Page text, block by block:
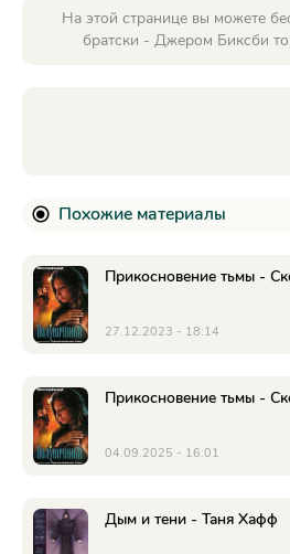
На этой странице вы можете
братски - Джером Биксби
Похожие материалы
Прикосновение тьмы -
27.12.2023 - 18:14
Прикосновение тьмы -
04.09.2025 - 16:01
Дым и тени - Таня Хафф